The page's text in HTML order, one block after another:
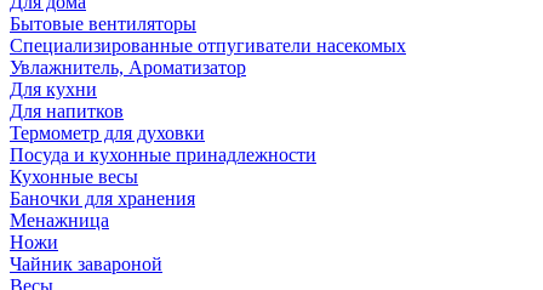
Бытовые вентиляторы
Специализированные отпугиватели насекомых
Увлажнитель, Ароматизатор
Для кухни
Для напитков
Термометр для духовки
Посуда и кухонные принадлежности
Кухонные весы
Баночки для хранения
Менажница
Ножи
Чайник завароной
Весы